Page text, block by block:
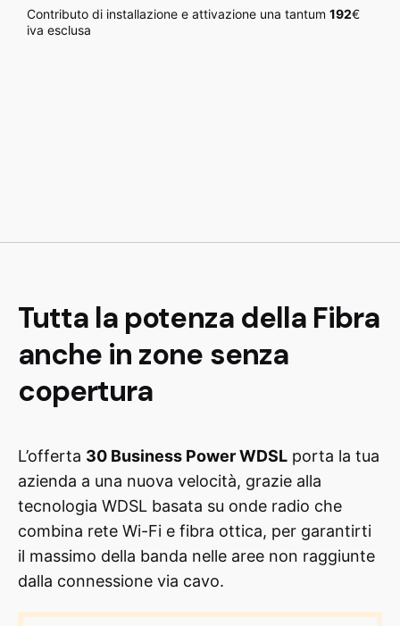
Contributo di installazione e attivazione una tantum 192€
iva esclusa
Tutta la potenza della Fibra
anche in zone senza
copertura
L’offerta 30 Business Power WDSL porta la tua
azienda a una nuova velocità, grazie alla
tecnologia WDSL basata su onde radio che
combina rete Wi-Fi e fibra ottica, per garantirti
il massimo della banda nelle aree non raggiunte
dalla connessione via cavo.